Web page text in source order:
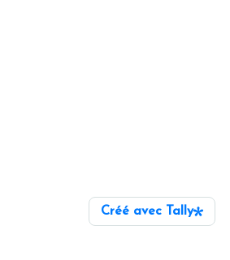
Créé avec Tally